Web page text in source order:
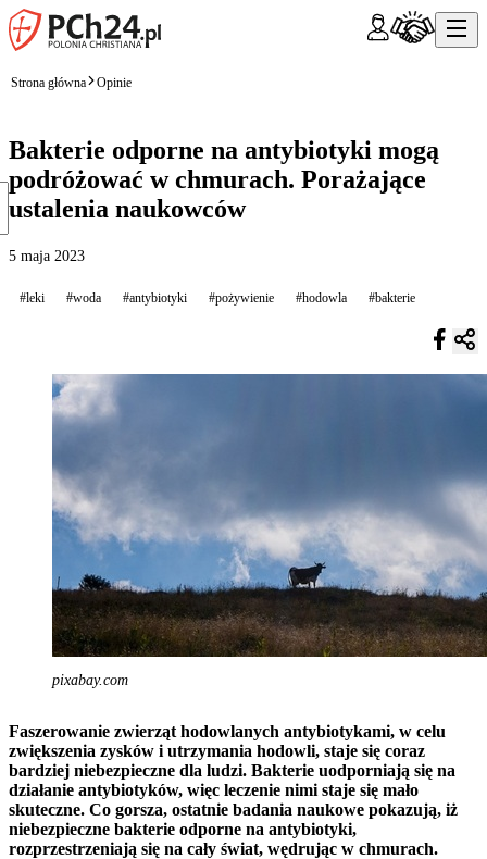
Strona główna Opinie
Bakterie odporne na antybiotyki mogą
podróżować w chmurach. Porażające
ustalenia naukowców
5 maja 2023
#leki #woda #antybiotyki #pożywienie #hodowla #bakterie
pixabay.com
Faszerowanie zwierząt hodowlanych antybiotykami, w celu
zwiększenia zysków i utrzymania hodowli, staje się coraz
bardziej niebezpieczne dla ludzi. Bakterie uodporniają się na
działanie antybiotyków, więc leczenie nimi staje się mało
skuteczne. Co gorsza, ostatnie badania naukowe pokazują, iż
niebezpieczne bakterie odporne na antybiotyki,
rozprzestrzeniają się na cały świat, wędrując w chmurach.